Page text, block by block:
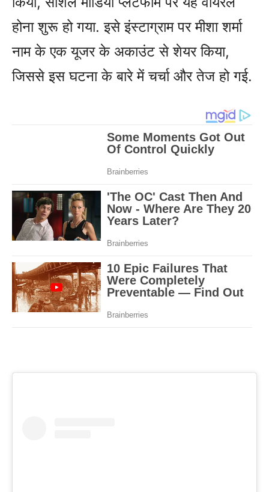
होना शुरू हो गया. इसे इंस्टाग्राम पर मीशा शर्मा
नाम के एक यूजर के अकाउंट से शेयर किया,
जिससे इस घटना के बारे में चर्चा और तेज हो गई.